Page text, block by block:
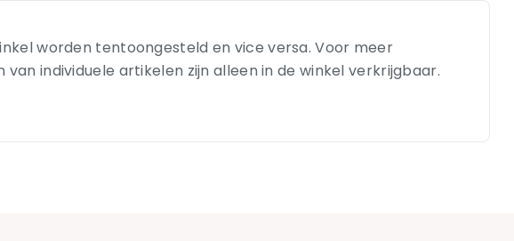
worden tentoongesteld en vice versa. Voor meer
individuele artikelen zijn alleen in de winkel verkrijgbaar.